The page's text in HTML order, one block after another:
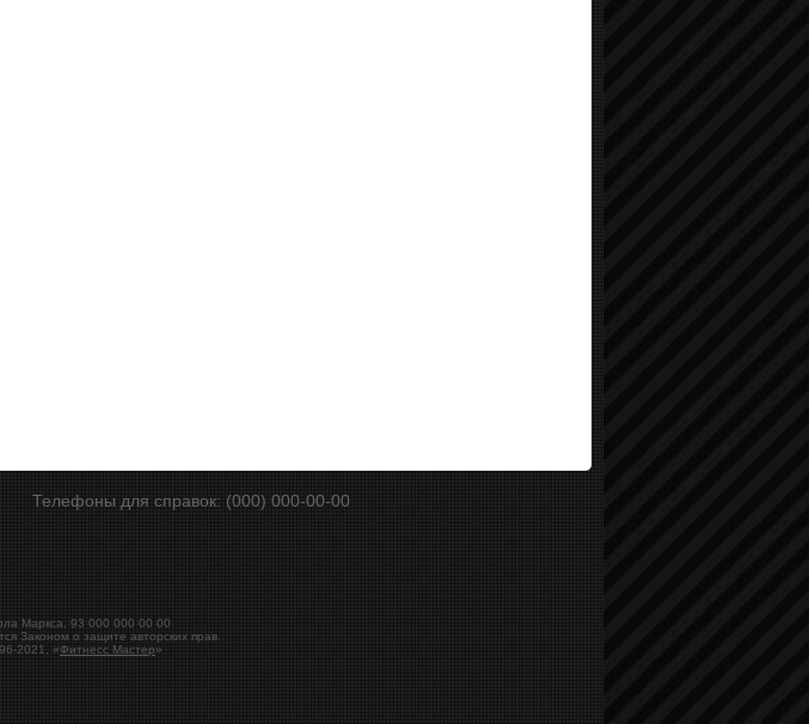
Телефоны для справок: (000) 000-00-00
Маркса, 93 000 000 00 00
Законом о защите авторских прав.
2021, «Фитнесс Мастер»